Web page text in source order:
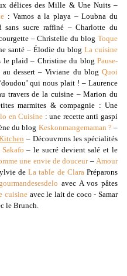
délices des Mille & Une Nuits –
: Vamos a la playa – Loubna du
sans sucre raffiné – Charlotte du
– Christelle du blog Toque
santé – Élodie du blog La cuisine
le plaid – Christine du blog Pause-
au dessert – Viviane du blog Quoi
qui nous plait ! – Laurence
travers de la cuisine – Marion du
marmites & compagnie : Une
en Cuisine : une recette anti gaspi
du blog Keskonmangemaman ? –
– Découvrons les spécialités
– le sucré devient salé et le
une envie de douceur – Amour
de La table de Clara Préparons
avec A vos pâtes
cuisine avec le lait de coco - Samar
le Brunch.